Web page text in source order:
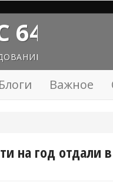
Блоги Важное
на год отдали